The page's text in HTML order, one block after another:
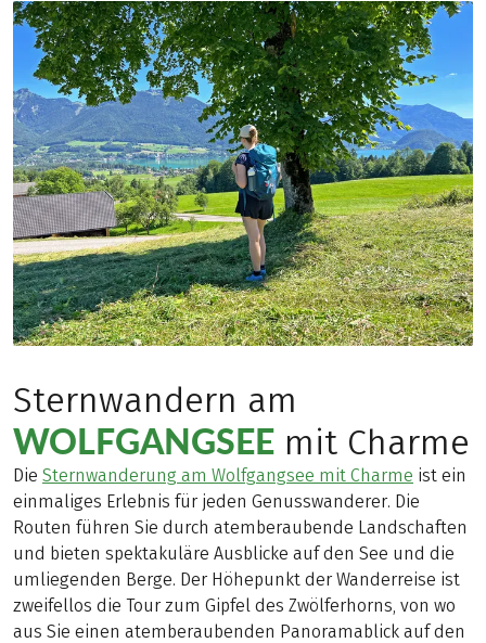
Sternwandern am
WOLFGANGSEE mit Charme
Die Sternwanderung am Wolfgangsee mit Charme ist ein
einmaliges Erlebnis für jeden Genusswanderer. Die
Routen führen Sie durch atemberaubende Landschaften
und bieten spektakuläre Ausblicke auf den See und die
umliegenden Berge. Der Höhepunkt der Wanderreise ist
zweifellos die Tour zum Gipfel des Zwölferhorns, von wo
aus Sie einen atemberaubenden Panoramablick auf den